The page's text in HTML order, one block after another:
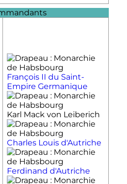
François II du Saint-
Empire Germanique
Karl Mack von Leiberich
Charles Louis d'Autriche
Ferdinand d'Autriche